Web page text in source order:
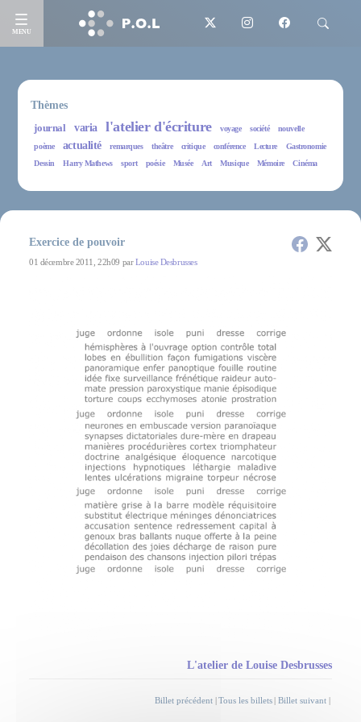
MENU
Thèmes
journal
varia l'atelier d'écriture voyage société
nouvelle
poème
actualité remarques theâtre critique conférence Lecture
Gastronomie
Dessin
Harry Mathews sport poésie Musée Art Musique Mémoire Cinéma
Exercice de pouvoir
01 décembre 2011, 22h09 parLouise Desbrusses
L'atelier de Louise Desbrusses
Billet précédent |Tous les billets | Billet suivant |